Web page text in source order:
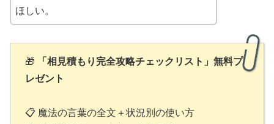
ほしい。
🎁
「相見積もり完全攻略チェックリスト」無料プ
レゼント
📋 魔法の言葉の全文＋状況別の使い方